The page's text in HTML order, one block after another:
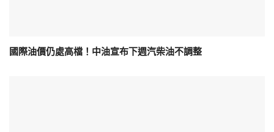
國際油價仍處高檔！中油宣布下週汽柴油不調整